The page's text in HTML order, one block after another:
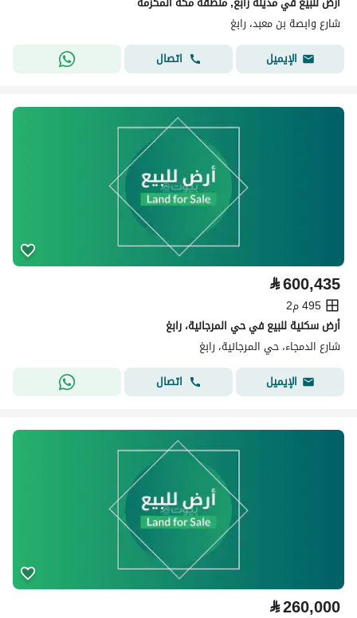
شارع وابصة بن معبد، رابغ
الإيميل
اتصال
⃁600,435
495 م2
أرض سكنية للبيع في حي المرجانية، رابغ
شارع الدمجاء، حي المرجانية، رابغ
الإيميل
اتصال
⃁260,000